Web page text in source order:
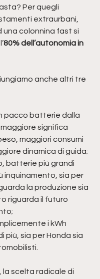
Per quegli
extraurbani,
una colonnina fast si
80% dell’autonomia in
anche altri tre
pacco batterie dalla
significa
maggiori consumi
dinamica di guida;
batterie più grandi
inquinamento, sia per
la produzione sia
riguarda il futuro
i kWh
più, sia per Honda sia
la scelta radicale di